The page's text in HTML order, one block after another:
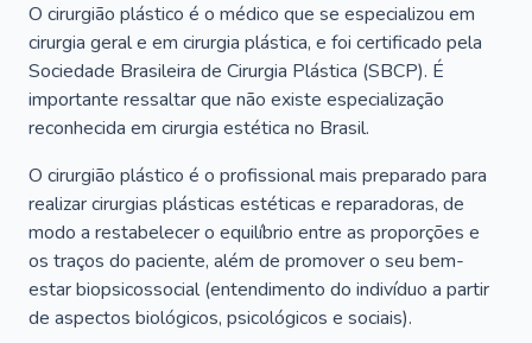
O cirurgião plástico é o médico que se especializou em
cirurgia geral e em cirurgia plástica, e foi certificado pela
Sociedade Brasileira de Cirurgia Plástica (SBCP). É
importante ressaltar que não existe especialização
reconhecida em cirurgia estética no Brasil.
O cirurgião plástico é o profissional mais preparado para
realizar cirurgias plásticas estéticas e reparadoras, de
modo a restabelecer o equilíbrio entre as proporções e
os traços do paciente, além de promover o seu bem-
estar biopsicossocial (entendimento do indivíduo a partir
de aspectos biológicos, psicológicos e sociais).